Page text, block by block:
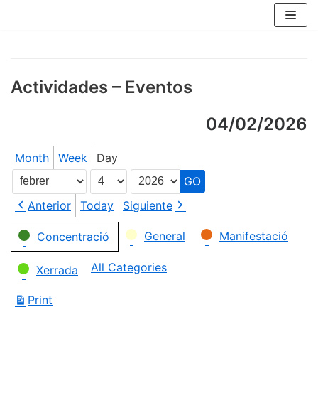
Actividades – Eventos
04/02/2026
Month Week Day
Month
Day
Year
Anterior
Today
Siguiente
Categories
Concentració General Manifestació
Xerrada All Categories
Print